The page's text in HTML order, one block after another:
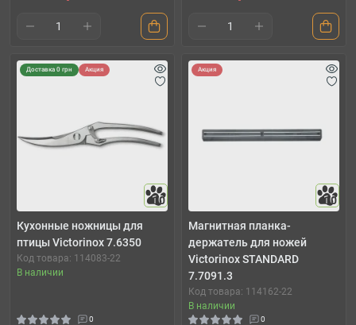
Доставка 0 грн Акция
10
Кухонные ножницы для
птицы Victorinox 7.6350
Код товара: 114083-22
В наличии
0
Акция
10
Магнитная планка-
держатель для ножей
Victorinox STANDARD
7.7091.3
Код товара: 114162-22
В наличии
0